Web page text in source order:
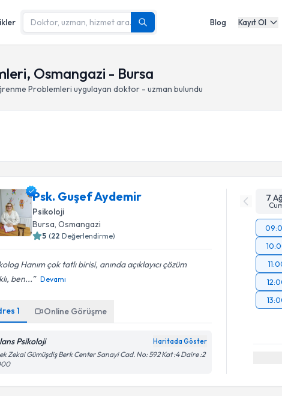
Blog Kayıt Ol
Osmangazi - Bursa
Problemleri uygulayan doktor - uzman bulundu
Psk. Guşef Aydemir
Psikoloji
Bursa, Osmangazi
5 (22 Değerlendirme)
Hanım çok tatlı birisi, anında açıklayıcı çözüm
ben...
Devamı
1 Online Görüşme
Psikoloji Haritada Göster
Zekai Gümüşdiş Berk Center Sanayi Cad. No: 592 Kat :4 Daire :2
7
Randevu